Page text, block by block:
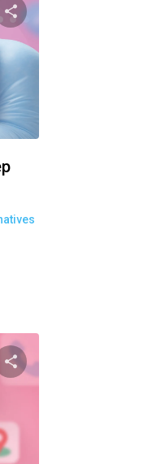
Bu makaleyi
Twitter